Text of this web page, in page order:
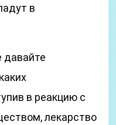
в
давайте
в реакцию с
лекарство